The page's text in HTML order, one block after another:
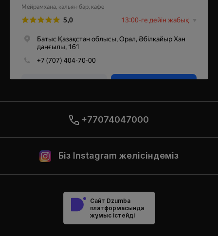
+77074047000
Біз Instagram желісіндеміз
Сайт Dzumba
платформасында
жұмыс істейді